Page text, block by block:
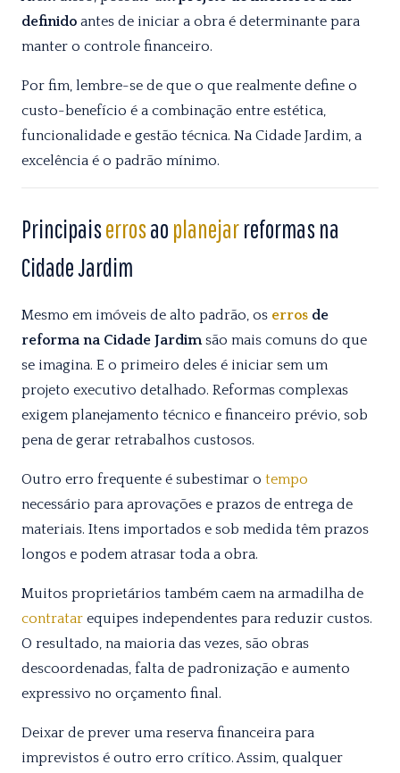
definido antes de iniciar a obra é determinante para
manter o controle financeiro.
Por fim, lembre-se de que o que realmente define o
custo-benefício é a combinação entre estética,
funcionalidade e gestão técnica. Na Cidade Jardim, a
excelência é o padrão mínimo.
Principaiserrosao planejarreformas na
Cidade Jardim
Mesmo em imóveis de alto padrão, os erros de
reforma na Cidade Jardimsão mais comuns do que
se imagina. E o primeiro deles é iniciar sem um
projeto executivo detalhado. Reformas complexas
exigem planejamento técnico e financeiro prévio, sob
pena de gerar retrabalhos custosos.
Outro erro frequente é subestimar o tempo
necessário para aprovações e prazos de entrega de
materiais. Itens importados e sob medida têm prazos
longos e podem atrasar toda a obra.
Muitos proprietários também caem na armadilha de
contratar equipes independentes para reduzir custos.
O resultado, na maioria das vezes, são obras
descoordenadas, falta de padronização e aumento
expressivo no orçamento final.
Deixar de prever uma reserva financeira para
imprevistos é outro erro crítico. Assim, qualquer